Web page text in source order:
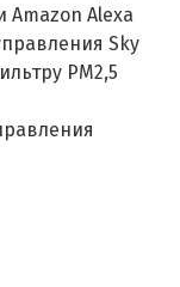
Amazon Alexa
Sky
PM2,5